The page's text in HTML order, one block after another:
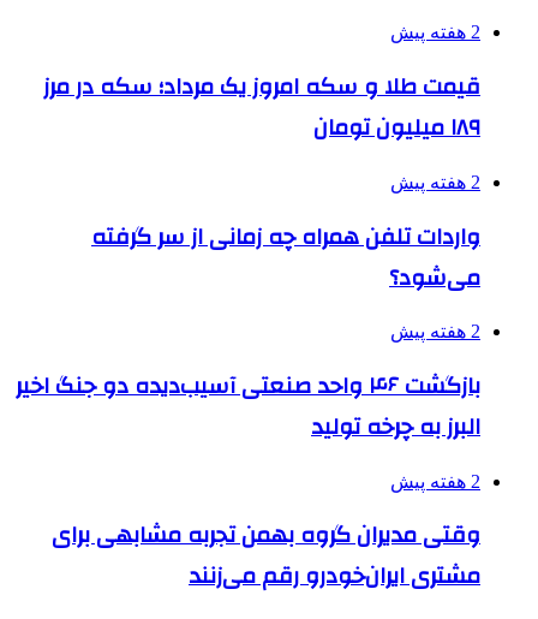
2 هفته پیش
قیمت طلا و سکه امروز یک مرداد؛ سکه در مرز
۱۸۹ میلیون تومان
2 هفته پیش
واردات تلفن همراه چه زمانی از سر گرفته
می‌شود؟
2 هفته پیش
بازگشت ۴۶ واحد صنعتی آسیب‌دیده دو جنگ اخیر
البرز به چرخه تولید
2 هفته پیش
وقتی مدیران گروه بهمن تجربه مشابهی برای
مشتری ایران‌خودرو رقم می‌زنند